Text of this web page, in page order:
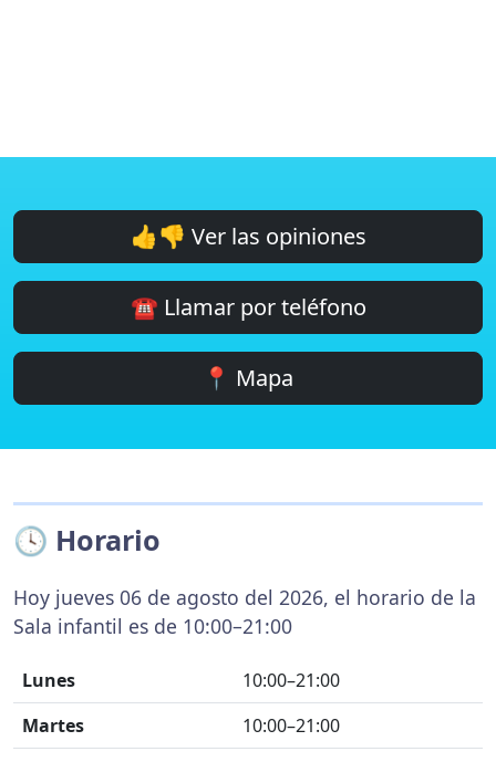
👍👎 Ver las opiniones
☎️ Llamar por teléfono
📍 Mapa
🕓 Horario
Hoy jueves 06 de agosto del 2026, el horario de la
Sala infantil es de 10:00–21:00
Lunes
10:00–21:00
Martes
10:00–21:00